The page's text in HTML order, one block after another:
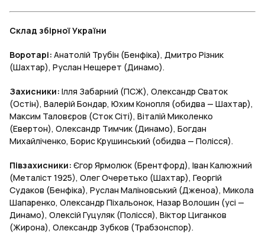
Склад збірної України
Воротарі: Анатолій Трубін (Бенфіка), Дмитро Різник
(Шахтар), Руслан Нещерет (Динамо).
Захисники: Ілля Забарний (ПСЖ), Олександр Сваток
(Остін), Валерій Бондар, Юхим Конопля (обидва — Шахтар),
Максим Таловєров (Сток Сіті), Віталій Миколенко
(Евертон), Олександр Тимчик (Динамо), Богдан
Михайліченко, Борис Крушинський (обидва — Полісся).
Півзахисники: Єгор Ярмолюк (Брентфорд), Іван Калюжний
(Металіст 1925), Олег Очеретько (Шахтар), Георгій
Судаков (Бенфіка), Руслан Маліновський (Дженоа), Микола
Шапаренко, Олександр Піхальонок, Назар Волошин (усі —
Динамо), Олексій Гуцуляк (Полісся), Віктор Циганков
(Жирона), Олександр Зубков (Трабзонспор).